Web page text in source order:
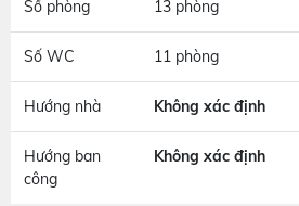
Số phòng 13 phòng
Số WC 11 phòng
Hướng nhà Không xác định
Hướng ban
công
Không xác định